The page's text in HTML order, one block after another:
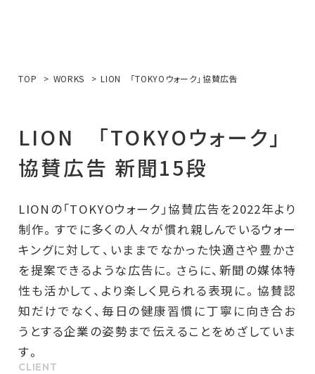
TOP WORKS LION 「TOKYOウォーク」協賛広告
LION 「TOKYOウォーク 」
協賛広告 新聞15段
LIONの「TOKYOウォーク」協賛広告を2022年より
制作。すでに多くの人々が慣れ親しんでいるウォー
キングに対して、いままでなかった快適さや豊かさ
を提案できるような広告に。さらに、新聞の媒体特
性も活かして、より楽しく見られる表現に。協賛認
知だけでなく、毎日の健康習慣に丁寧に向き合お
うとする企業の姿勢まで伝えることをめざしていま
す。
CLIENT